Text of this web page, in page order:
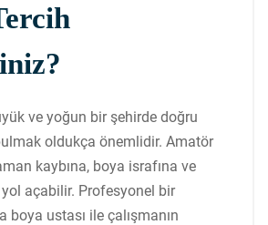
ve yoğun bir şehirde doğru
oldukça önemlidir. Amatör
kaybına, boya israfına ve
açabilir. Profesyonel bir
boya ustası ile çalışmanın